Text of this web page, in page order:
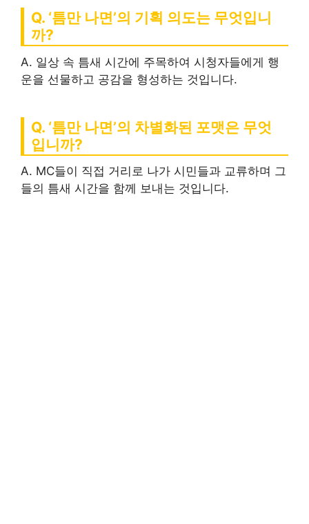
Q. ‘틈만 나면’의 기획 의도는 무엇입니
까?
A. 일상 속 틈새 시간에 주목하여 시청자들에게 행
운을 선물하고 공감을 형성하는 것입니다.
Q. ‘틈만 나면’의 차별화된 포맷은 무엇
입니까?
A. MC들이 직접 거리로 나가 시민들과 교류하며 그
들의 틈새 시간을 함께 보내는 것입니다.